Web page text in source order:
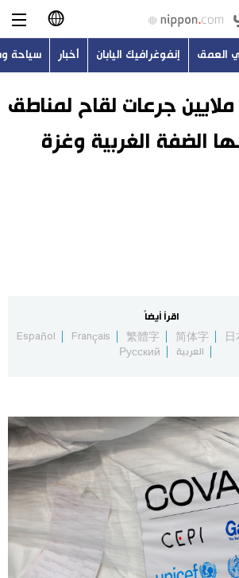
日本語
English
简体字
العمق إنفوغرافيك اليابان أخبار سياحة
جرعات لقاح لمناطق
الضفة الغربية وغزة
اقرأ أيضاً
日
简体字
繁體字
Français
Español
العربية
Русский